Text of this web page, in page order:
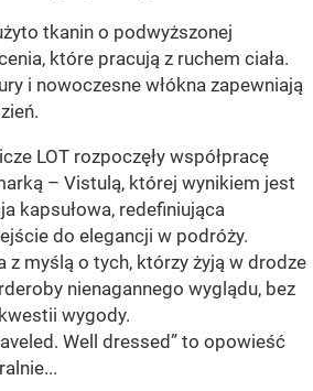
tkanin o podwyższonej
które pracują z ruchem ciała.
i nowoczesne włókna zapewniają
LOT rozpoczęły współpracę
– Vistulą, której wynikiem jest
kapsułowa, redefiniująca
do elegancji w podróży.
z myślą o tych, którzy żyją w drodze
nienagannego wyglądu, bez
wygody.
Well dressed” to opowieść